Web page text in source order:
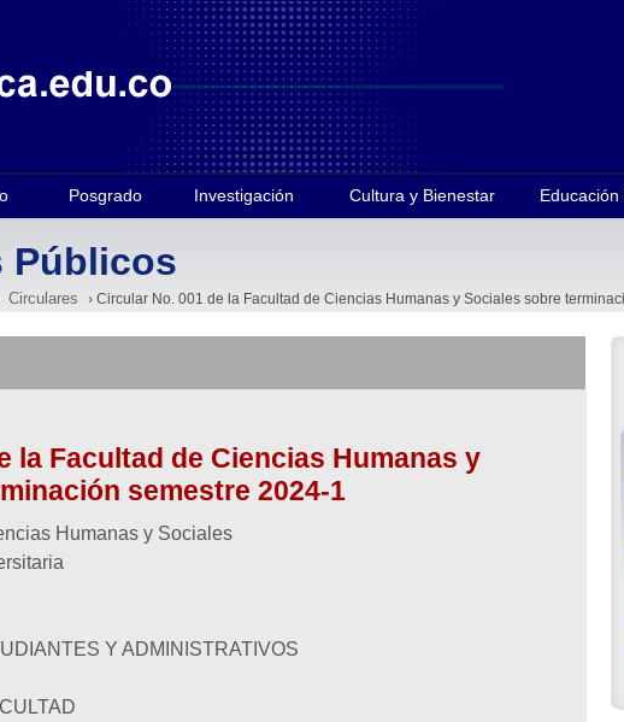
Posgrado Investigación Cultura y Bienestar Educación
Públicos
Circulares › Circular No. 001 de la Facultad de Ciencias Humanas y Sociales sobre
la Facultad de Ciencias Humanas y
semestre 2024-1
Humanas y Sociales
Y ADMINISTRATIVOS